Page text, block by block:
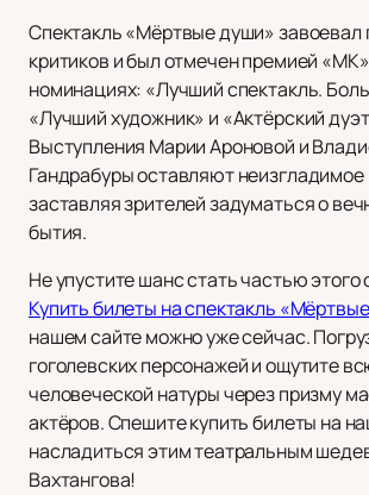
Спектакль «Мёртвые души» завоевал
критиков и был отмечен премией
номинациях: «Лучший спектакль.
«Лучший художник» и «Актёрский
Выступления Марии Ароновой и
Гандрабуры оставляют неизгладимое
заставляя зрителей задуматься о
бытия.
Не упустите шанс стать частью этого
Купить билеты на спектакль
нашем сайте можно уже сейчас.
гоголевских персонажей и ощутите
человеческой натуры через призму
актёров. Спешите купить билеты на
насладиться этим театральным
Вахтангова!